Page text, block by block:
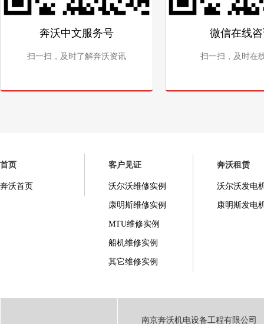
奔沃中文服务号
扫一扫，及时了解奔沃资讯
微信在线
扫一扫，及时在
首页
奔沃首页
客户见证
沃尔沃维修实例
康明斯维修实例
MTU维修实例
船机维修实例
其它维修实例
奔沃租赁
沃尔沃发电
康明斯发电
南京奔沃机电设备工程有限公司